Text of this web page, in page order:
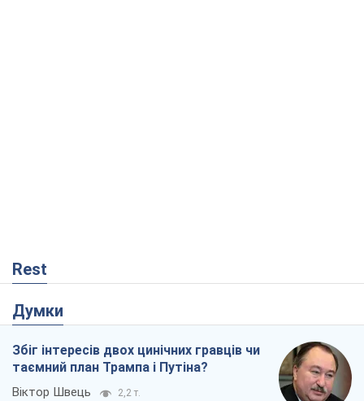
Rest
Думки
Збіг інтересів двох цинічних гравців чи
таємний план Трампа і Путіна?
Віктор Швець 2,2 т.